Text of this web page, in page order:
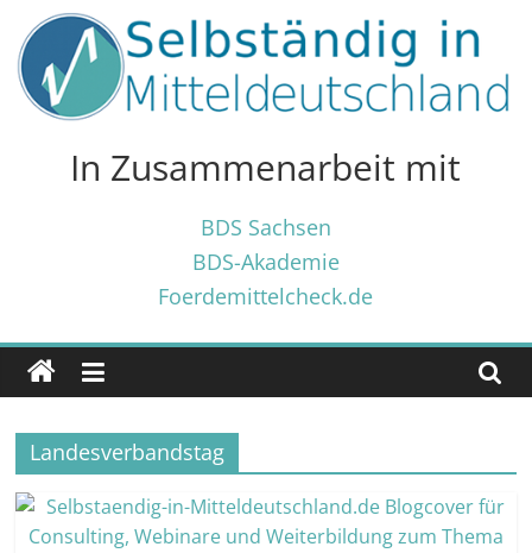
Inhalt
springen
Selbständig
Mitteldeutschland
Tricks
✓
für
und
Gründer
✓
in
In Zusammenarbeit mit
BDS Sachsen
BDS-Akademie
Foerdemittelcheck.de
Landesverbandstag